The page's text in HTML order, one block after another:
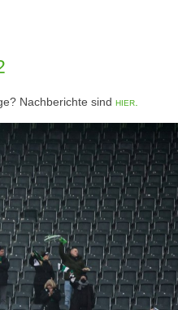
Nachberichte sind hier.